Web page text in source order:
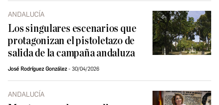
ANDALUCÍA
Los singulares escenarios que
protagonizan el pistoletazo de
salida de la campaña andaluza
José Rodríguez González 30/04/2026
ANDALUCÍA